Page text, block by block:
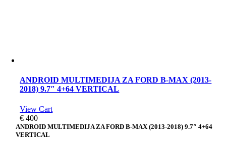
ANDROID MULTIMEDIJA ZA FORD B-MAX (2013-
2018) 9.7″ 4+64 VERTICAL
View Cart
€ 400
ANDROID MULTIMEDIJA ZA FORD B-MAX (2013-2018) 9.7″ 4+64
VERTICAL